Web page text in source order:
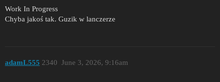
Work In Progress
Chyba jakoś tak. Guzik w lanczerze
adamL555 June 3, 2026, 9:16am
2340